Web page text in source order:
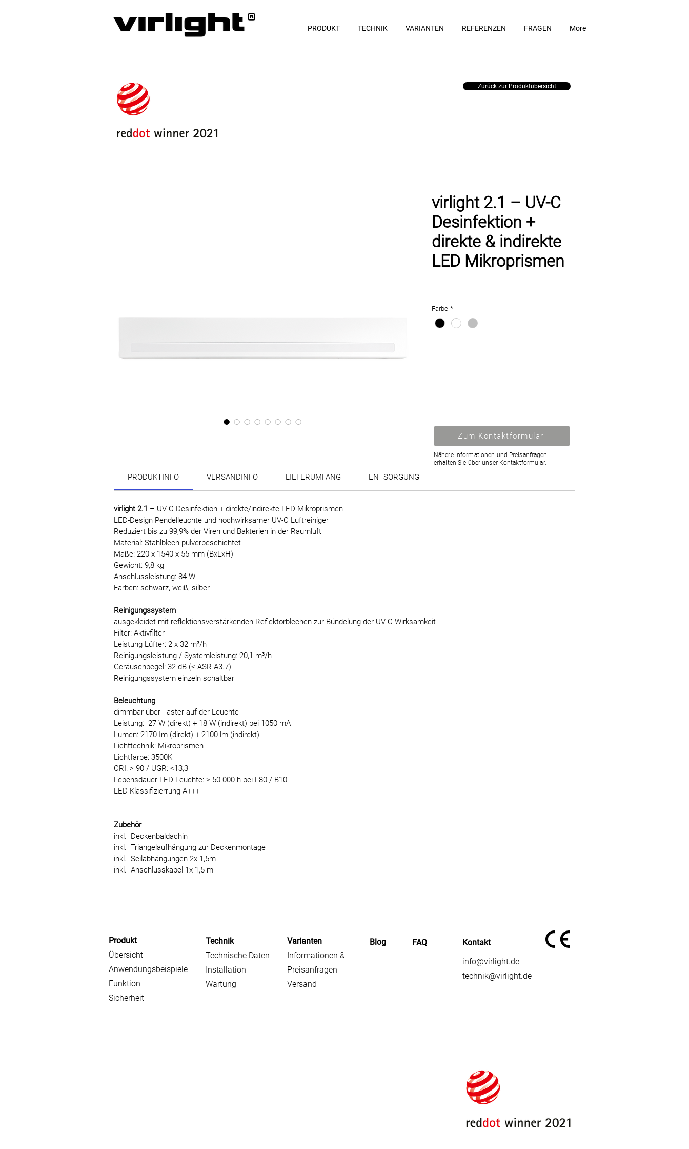
PRODUKT TECHNIK VARIANTEN REFERENZEN FRAGEN More
Zurück zur Produktübersicht
virlight 2.1 – UV-C
Desinfektion +
direkte & indirekte
LED Mikroprismen
Farbe *
PRODUKTINFO VERSANDINFO LIEFERUMFANG ENTSORGUNG
virlight 2.1 – UV-C-Desinfektion + direkte/indirekte LED Mikroprismen
LED-Design Pendelleuchte und hochwirksamer UV-C Luftreiniger
Reduziert bis zu 99,9% der Viren und Bakterien in der Raumluft
Material: Stahlblech pulverbeschichtet
Maße: 220 x 1540 x 55 mm (BxLxH)
Gewicht: 9,8 kg
Anschlussleistung: 84 W
Farben: schwarz, weiß, silber
Reinigungssystem
ausgekleidet mit reflektionsverstärkenden Reflektorblechen zur Bündelung der UV-C Wirksamkeit
Filter: Aktivfilter
Leistung Lüfter: 2 x 32 m³/h
Reinigungsleistung / Systemleistung: 20,1 m³/h
Geräuschpegel: 32 dB (< ASR A3.7)
Reinigungssystem einzeln schaltbar
Beleuchtung
dimmbar über Taster auf der Leuchte
Leistung: 27 W (direkt) + 18 W (indirekt) bei 1050 mA
Lumen: 2170 Im (direkt) + 2100 lm (indirekt)
Lichttechnik: Mikroprismen
Lichtfarbe: 3500K
CRI: > 90 / UGR: <13,3
Lebensdauer LED-Leuchte: > 50.000 h bei L80 / B10
LED Klassifizierrung A+++
Zubehör
inkl. Deckenbaldachin
inkl. Triangelaufhängung zur Deckenmontage
inkl. Seilabhängungen 2x 1,5m
inkl. Anschlusskabel 1x 1,5 m
Zum Kontaktformular
Nähere Informationen und Preisanfragen
erhalten Sie über unser Kontaktformular.
Produkt
Übersicht
Anwendungsbeispiele
Funktion
Sicherheit
Technik
Technische Daten
Installation
Wartung
Varianten
Informationen &
Preisanfragen
Versand
Blog FAQ
Kontakt
info@virlight.de
technik@virlight.de